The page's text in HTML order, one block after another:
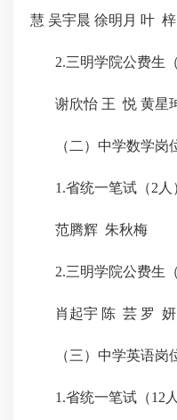
慧 吴宇晨 徐明月 叶 梓
2.三明学院公费生（
谢欣怡 王 悦 黄星珅
（二）中学数学岗
1.省统一笔试（2人
范腾辉 朱秋梅
2.三明学院公费生（
肖起宇 陈 芸 罗 妍
（三）中学英语岗
1.省统一笔试（12人